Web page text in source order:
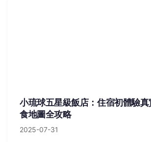
小琉球五星級飯店：住宿初體驗
食地圖全攻略
2025-07-31